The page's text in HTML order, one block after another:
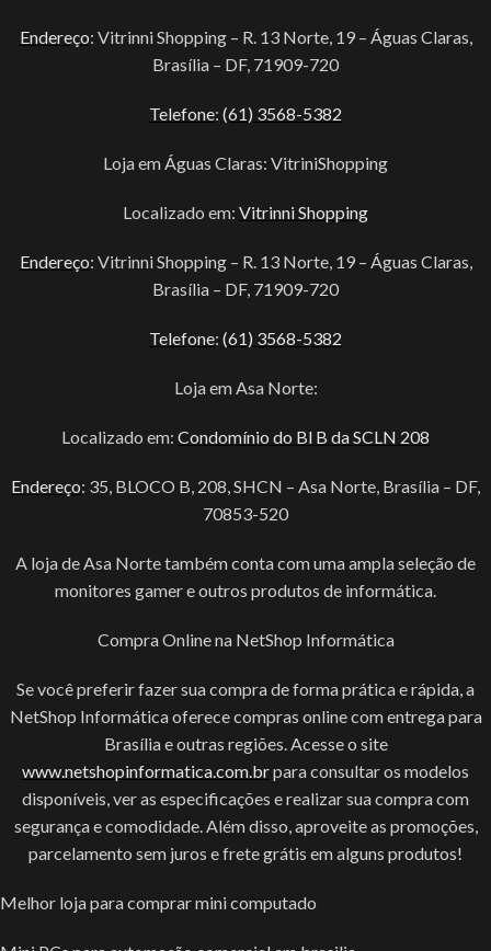
Endereço: Vitrinni Shopping – R. 13 Norte, 19 – Águas Claras,
Brasília – DF, 71909-720
Telefone: (61) 3568-5382
Loja em Águas Claras: VitriniShopping
Localizado em: Vitrinni Shopping
Endereço: Vitrinni Shopping – R. 13 Norte, 19 – Águas Claras,
Brasília – DF, 71909-720
Telefone: (61) 3568-5382
Loja em Asa Norte:
Localizado em: Condomínio do Bl B da SCLN 208
Endereço: 35, BLOCO B, 208, SHCN – Asa Norte, Brasília – DF,
70853-520
A loja de Asa Norte também conta com uma ampla seleção de
monitores gamer e outros produtos de informática.
Compra Online na NetShop Informática
Se você preferir fazer sua compra de forma prática e rápida, a
NetShop Informática oferece compras online com entrega para
Brasília e outras regiões. Acesse o site
www.netshopinformatica.com.brpara consultar os modelos
disponíveis, ver as especificações e realizar sua compra com
segurança e comodidade. Além disso, aproveite as promoções,
parcelamento sem juros e frete grátis em alguns produtos!
Melhor loja para comprar mini computado